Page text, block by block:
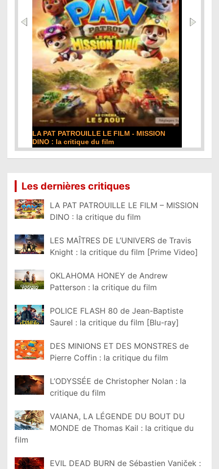
DE LA COMÉDIE-FRANÇAISE : la critique du
film
Les dernières critiques
LA PAT PATROUILLE LE FILM – MISSION
DINO : la critique du film
LES MAÎTRES DE L’UNIVERS de Travis
Knight : la critique du film [Prime Video]
OKLAHOMA HONEY de Andrew
Patterson : la critique du film
POLICE FLASH 80 de Jean-Baptiste
Saurel : la critique du film [Blu-ray]
DES MINIONS ET DES MONSTRES de
Pierre Coffin : la critique du film
L’ODYSSÉE de Christopher Nolan : la
critique du film
VAIANA, LA LÉGENDE DU BOUT DU
MONDE de Thomas Kail : la critique du
film
EVIL DEAD BURN de Sébastien Vaniček :